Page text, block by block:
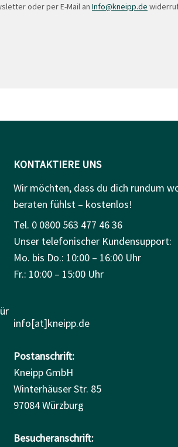
oder per E-Mail an Info@kneipp.de
KONTAKTIERE UNS
Wir möchten, dass du dich rundum
beraten fühlst – kostenlos!
Tel. 0 0800 563 477 46 36
Unser telefonischer Kundensupport:
Mo. bis Do.: 10:00 – 16:00 Uhr
Fr.: 10:00 – 15:00 Uhr
info[at]kneipp.de
Postanschrift:
Kneipp GmbH
Winterhäuser Str. 85
97084 Würzburg
Besucheranschrift: